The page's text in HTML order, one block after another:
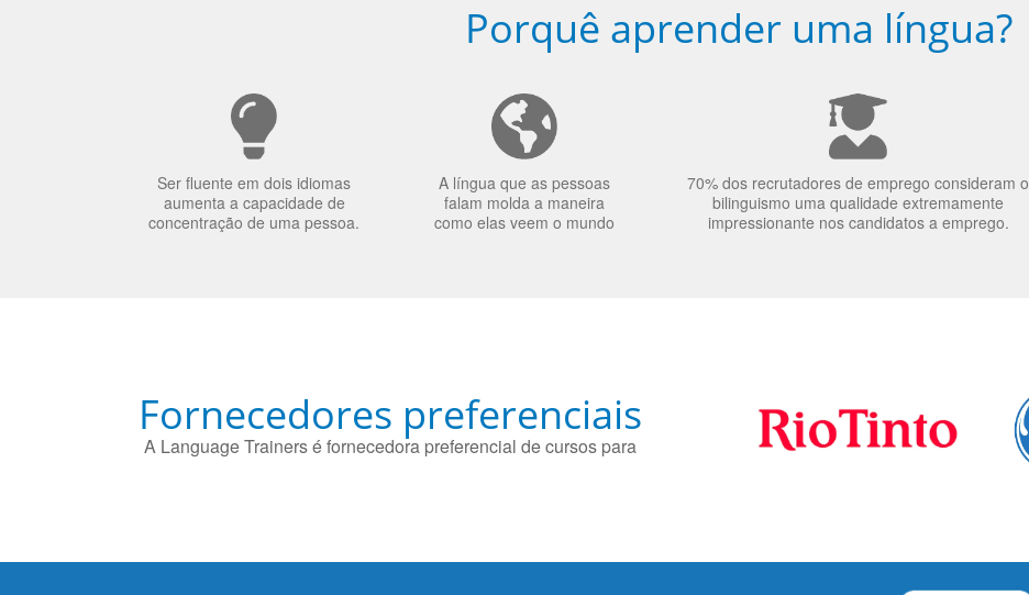
Porquê aprender uma língua?
Ser fluente em dois idiomas
aumenta a capacidade de
concentração de uma pessoa.
A língua que as pessoas
falam molda a maneira
como elas veem o mundo
70% dos recrutadores de emprego consideram o
bilinguismo uma qualidade extremamente
impressionante nos candidatos a emprego.
Fornecedores preferenciais
A Language Trainers é fornecedora preferencial de cursos para